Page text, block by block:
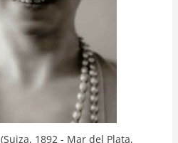
(Suiza, 1892 - Mar del Plata,